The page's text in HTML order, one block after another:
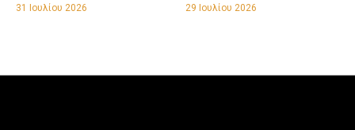
31 Ιουλίου 2026 29 Ιουλίου 2026